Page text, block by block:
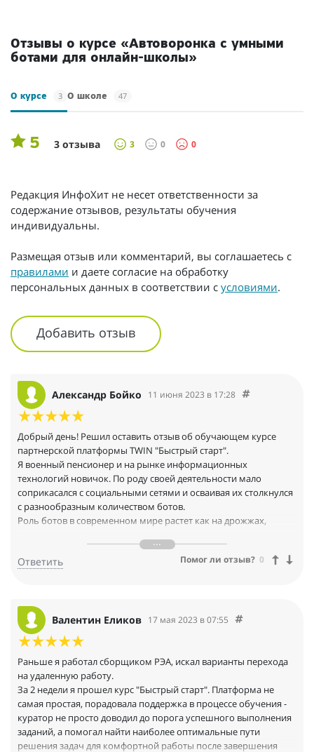
Отзывы о курсе «Автоворонка с умными
ботами для онлайн-школы»
О курсе 3 О школе 47
5 3 отзыва 3 0 0
Редакция ИнфоХит не несет ответственности за
содержание отзывов, результаты обучения
индивидуальны.
Размещая отзыв или комментарий, вы соглашаетесь с
правилами и даете согласие на обработку
персональных данных в соответствии с условиями.
Добавить отзыв
Александр Бойко 11 июня 2023 в 17:28
Добрый день! Решил оставить отзыв об обучающем курсе
партнерской платформы TWIN "Быстрый старт".
Я военный пенсионер и на рынке информационных
технологий новичок. По роду своей деятельности мало
соприкасался с социальными сетями и осваивая их столкнулся
с разнообразным количеством ботов.
Роль ботов в современном мире растет как на дрожжах,
облегчения повседневной жизни пользователей,
что натолкнуло на мысль как без профессиональных навыков
из всего разнообразия курсов подкупило, что обучение
проводится на базе платформы TWIN на которой работает
всем известная Яндекс Алиса. Учился с интересом. Учеба
прошла без напряжения, но с огромной пользой. Вся
информация структурированная, наполненная реальными
примерами и интересными домашними заданиями.
Очень понравилась подача информации в форме видео-
уроков, можно сразу смотреть видео и собирать по нему бота.
Удобный и понятный интерфейс даже для новичков. Задания
сформулированы профессионально и интересно. В чате
поддержки можно получить ответы на возникающие в
Ответить Помог ли отзыв? 0
Валентин Еликов 17 мая 2023 в 07:55
Раньше я работал сборщиком РЭА, искал варианты перехода
на удаленную работу.
За 2 недели я прошел курс "Быстрый старт". Платформа не
самая простая, порадовала поддержка в процессе обучения -
куратор не просто доводил до порога успешного выполнения
заданий, а помогал найти наиболее оптимальные пути
решения задач для комфортной работы после завершения